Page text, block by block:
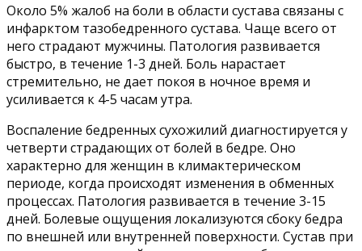
Около 5% жалоб на боли в области сустава связаны с
инфарктом тазобедренного сустава. Чаще всего от
него страдают мужчины. Патология развивается
быстро, в течение 1-3 дней. Боль нарастает
стремительно, не дает покоя в ночное время и
усиливается к 4-5 часам утра.
Воспаление бедренных сухожилий диагностируется у
четверти страдающих от болей в бедре. Оно
характерно для женщин в климактерическом
периоде, когда происходят изменения в обменных
процессах. Патология развивается в течение 3-15
дней. Болевые ощущения локализуются сбоку бедра
по внешней или внутренней поверхности. Сустав при